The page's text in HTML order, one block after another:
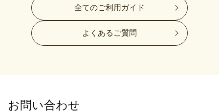
全てのご利用ガイド
よくあるご質問
お問い合わせ